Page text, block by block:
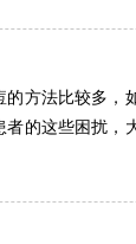
方法比较多，
的这些困扰，